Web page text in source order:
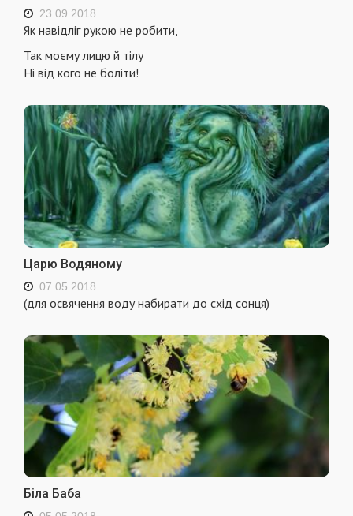
23.09.2018
Як навідліг рукою не робити,
Так моєму лицю й тілу
Ні від кого не боліти!
Царю Водяному
07.05.2018
(для освячення воду набирати до схід сонця)
Біла Баба